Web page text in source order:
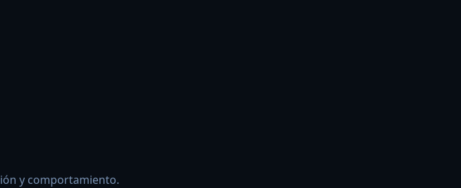
y comportamiento.